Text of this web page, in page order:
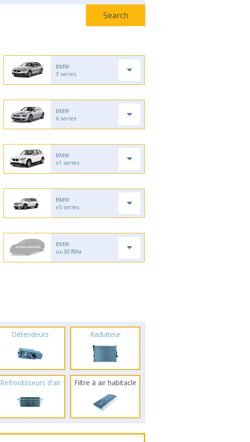
BMW
3 series
BMW
6 series
BMW
x1 series
BMW
x5 series
BMW
us-30789a
Détendeurs Radiateur
Refroidisseurs d'air Filtre à air habitacle